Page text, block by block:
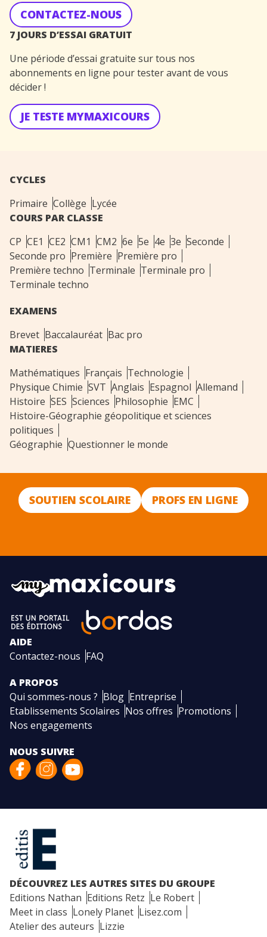
CONTACTEZ-NOUS
7 JOURS D’ESSAI GRATUIT
Une période d’essai gratuite sur tous nos
abonnements en ligne pour tester avant de vous
décider !
JE TESTE MYMAXICOURS
CYCLES
Primaire Collège Lycée
COURS PAR CLASSE
CP CE1 CE2 CM1 CM2 6e 5e 4e 3e Seconde
Seconde pro Première Première pro
Première techno Terminale Terminale pro
Terminale techno
EXAMENS
Brevet Baccalauréat Bac pro
MATIERES
Mathématiques Français Technologie
Physique Chimie SVT Anglais Espagnol Allemand
Histoire SES Sciences Philosophie EMC
Histoire-Géographie géopolitique et sciences
politiques
Géographie Questionner le monde
SOUTIEN SCOLAIRE PROFS EN LIGNE
AIDE
Contactez-nous FAQ
A PROPOS
Qui sommes-nous ? Blog Entreprise
Etablissements Scolaires Nos offres Promotions
Nos engagements
NOUS SUIVRE
DÉCOUVREZ LES AUTRES SITES DU GROUPE
Editions Nathan Editions Retz Le Robert
Meet in class Lonely Planet Lisez.com
Atelier des auteurs Lizzie